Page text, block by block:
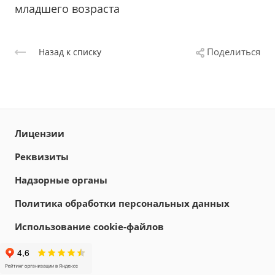
младшего возраста
Назад к списку Поделиться
Лицензии
Реквизиты
Надзорные органы
Политика обработки персональных данных
Использование cookie-файлов